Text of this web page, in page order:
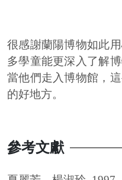
很感謝蘭陽博物如此
多學童能更深入了解
當他們走入博物館，
的好地方。
參考文獻